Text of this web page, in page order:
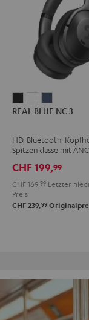
BLUE
3
Night
Black
BLUE
3
Pearl
White
BLUE
3
Steel
Blue
REAL BLUE NC 3
HD-Bluetooth-
Spitzenklasse mit ANC
CHF 199,99
CHF 169, 99 Letzter
Preis
CHF 239,99